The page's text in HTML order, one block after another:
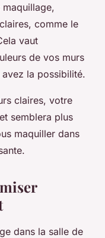
comme le
vaut
de vos murs
la possibilité.
claires, votre
semblera plus
maquiller dans
dans la salle de